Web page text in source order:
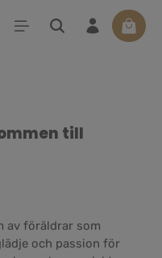
till
av föräldrar som
och passion för